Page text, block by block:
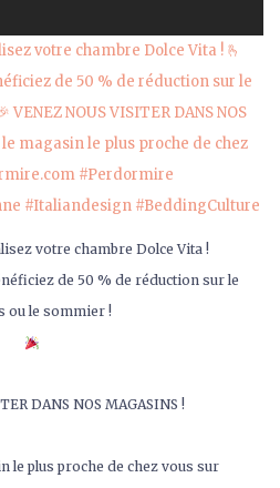
votre chambre Dolce Vita !
de 50 % de réduction sur le
ou le sommier !
DANS NOS MAGASINS !
le plus proche de chez vous sur